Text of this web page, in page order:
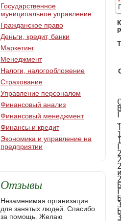
СОДЕРЖАНИЕ
ВВЕДЕНИЕ………………………………………………………………………..3
ГЛАВА 1. КАДРОВАЯ ПОЛИТИКА И УПРАВЛЕНИЕ ПЕРСОНАЛОМ – ОСНОВА ФОРМИРОВАНИЯ ТРУДОВЫХ РЕСУРСОВ ПРЕДПРИЯТИЯ..…................................................................................................6
1.1 Кадровая политика как объект исследования…………..……….……......6
1.2 Методы оценки эффективности кадровой политики……………..….....17
1.3 Совершенствование кадровой политики……………...…………...….....24
ГЛАВА 2.
Государственное
муниципальное управление
Гражданское право
Деньги, кредит, банки
Маркетинг
Менеджмент
Налоги, налогообложение
Страхование
Управление персоналом
Финансовый анализ
Финансовый менеджмент
Финансы и кредит
Экономика и управление на
предприятии
Отзывы
Незаменимая организация
для занятых людей. Спасибо
за помощь. Желаю